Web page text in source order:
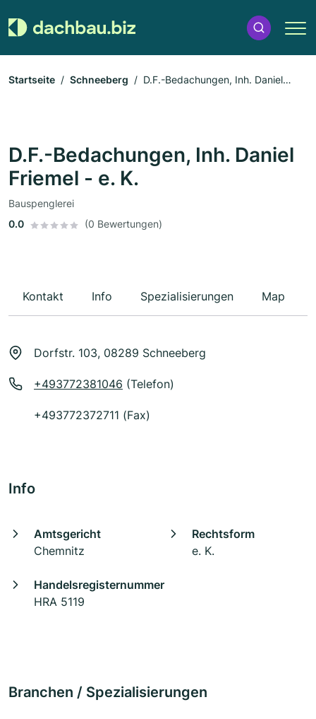
Startseite Schneeberg
D.F.-Bedachungen, Inh. Daniel
D.F.-Bedachungen, Inh. Daniel
Friemel - e. K.
Bauspenglerei
0.0
(0 Bewertungen)
Kontakt Info Spezialisierungen Map
Dorfstr. 103, 08289 Schneeberg
+493772381046 (Telefon)
+493772372711 (Fax)
Info
Amtsgericht
Chemnitz
Rechtsform
e. K.
Handelsregisternummer
HRA 5119
Branchen / Spezialisierungen